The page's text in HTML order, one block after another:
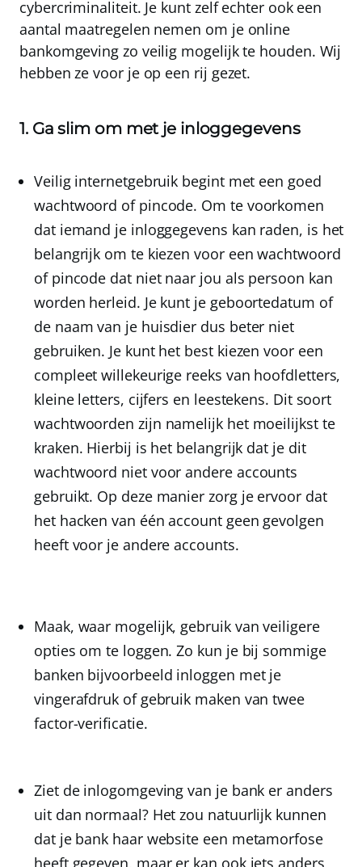
cybercriminaliteit. Je kunt zelf echter ook een
aantal maatregelen nemen om je online
bankomgeving zo veilig mogelijk te houden. Wij
hebben ze voor je op een rij gezet.
1. Ga slim om met je inloggegevens
Veilig internetgebruik begint met een goed
wachtwoord of pincode. Om te voorkomen
dat iemand je inloggegevens kan raden, is het
belangrijk om te kiezen voor een wachtwoord
of pincode dat niet naar jou als persoon kan
worden herleid. Je kunt je geboortedatum of
de naam van je huisdier dus beter niet
gebruiken. Je kunt het best kiezen voor een
compleet willekeurige reeks van hoofdletters,
kleine letters, cijfers en leestekens. Dit soort
wachtwoorden zijn namelijk het moeilijkst te
kraken. Hierbij is het belangrijk dat je dit
wachtwoord niet voor andere accounts
gebruikt. Op deze manier zorg je ervoor dat
het hacken van één account geen gevolgen
heeft voor je andere accounts.
Maak, waar mogelijk, gebruik van veiligere
opties om te loggen. Zo kun je bij sommige
banken bijvoorbeeld inloggen met je
vingerafdruk of gebruik maken van twee
factor-verificatie.
Ziet de inlogomgeving van je bank er anders
uit dan normaal? Het zou natuurlijk kunnen
dat je bank haar website een metamorfose
heeft gegeven, maar er kan ook iets anders